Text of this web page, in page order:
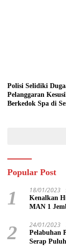
Polisi Selidiki
Pelanggaran
Berkedok Spa di
Popular Post
1 18/01/2023
Kenalkan
MAN 1
2 24/01/2023
Pelabuhan
Serap